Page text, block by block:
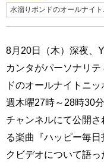
水溜りボンドのオールナイ
8月20日（木）深夜、
カンタがパーソナリ
ドのオールナイトニ
週木曜27時～28時30
チャンネルにて公開
る楽曲『ハッピー毎
クビデオについて語っ